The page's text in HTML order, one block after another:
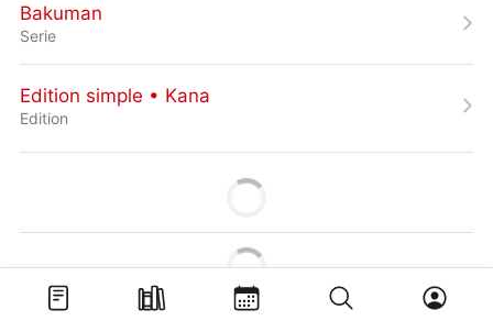
Bakuman
Serie
Edition simple • Kana
Edition